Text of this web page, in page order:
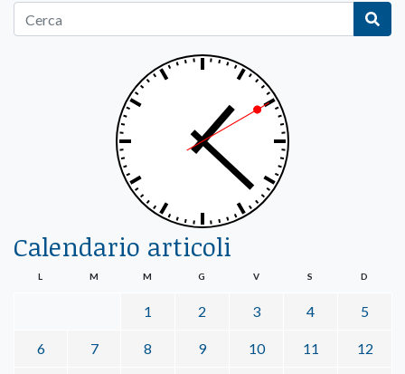
Calendario articoli
L M M G V S D
1 2 3 4 5
6 7 8 9 10 11 12